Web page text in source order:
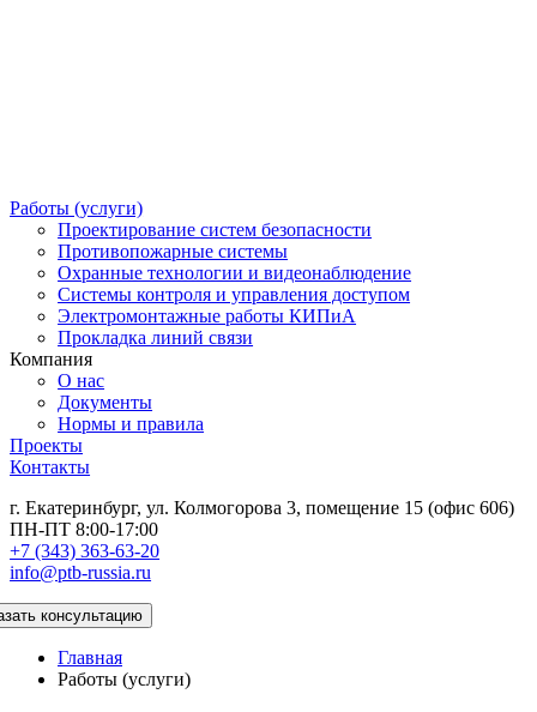
Работы (услуги)
Проектирование систем безопасности
Противопожарные системы
Охранные технологии и видеонаблюдение
Системы контроля и управления доступом
Электромонтажные работы КИПиА
Прокладка линий связи
Компания
О нас
Документы
Нормы и правила
Проекты
Контакты
г. Екатеринбург, ул. Колмогорова 3, помещение 15 (офис 606)
ПН-ПТ 8:00-17:00
+7 (343) 363-63-20
info@ptb-russia.ru
консультацию
Главная
Работы (услуги)